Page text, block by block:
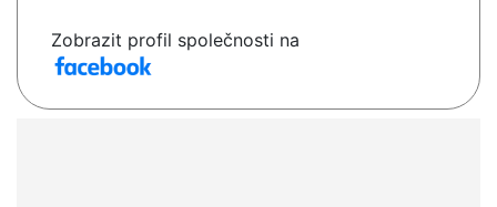
Zobrazit profil společnosti na